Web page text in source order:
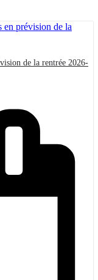
de la rentrée 2026-